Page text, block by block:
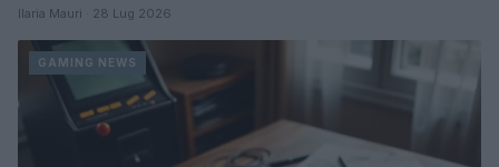
Ilaria Mauri · 28 Lug 2026
GAMING NEWS